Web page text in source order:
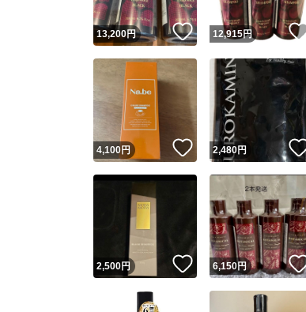
13,200円 いいね！
12,915円
4,100円 いいね！
2,480円
2,500円 いいね！
6,150円